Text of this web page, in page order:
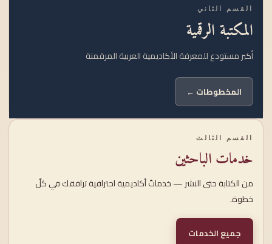
القسم الثاني
المكتبة الرقمية
أكبر مستودع للمعرفة الأكاديمية العربية المرقمنة
المخطوطات ←
القسم الثالث
خدمات الباحثين
من الكتابة حتى النشر — خدماتٌ أكاديمية احترافية ترافقك في كلّ
خطوة.
جميع الخدمات